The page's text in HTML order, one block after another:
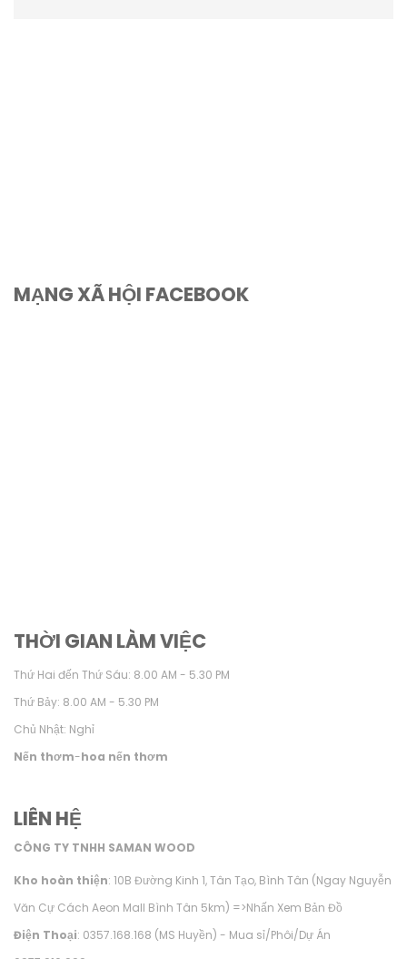
MẠNG XÃ HỘI FACEBOOK
THỜI GIAN LÀM VIỆC
Thứ Hai đến Thứ Sáu: 8.00 AM - 5.30 PM
Thứ Bảy: 8.00 AM - 5.30 PM
Chủ Nhật: Nghỉ
Nến thơm-hoa nến thơm
LIÊN HỆ
CÔNG TY TNHH SAMAN WOOD
Kho hoàn thiện: 10B Đường Kinh 1, Tân Tạo, Bình Tân (Ngay Nguyễn
Văn Cự Cách Aeon Mall Bình Tân 5km) =>Nhấn Xem Bản Đồ
Điện Thoại: 0357.168.168 (MS Huyền) - Mua sỉ/Phôi/Dự Án